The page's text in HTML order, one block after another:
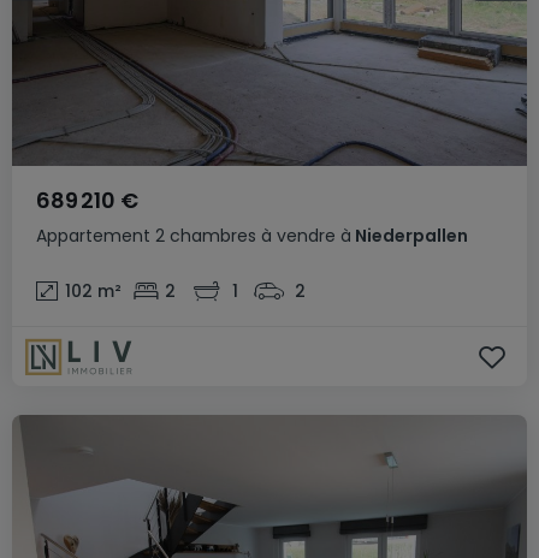
Appartement 2 chambres à vendre à Niederpallen
689 210 €
102 m² 2 1 2